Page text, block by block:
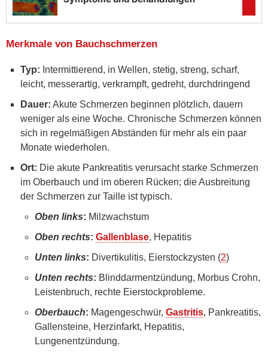
Merkmale von Bauchschmerzen
Typ: Intermittierend, in Wellen, stetig, streng, scharf,
leicht, messerartig, verkrampft, gedreht, durchdringend
Dauer: Akute Schmerzen beginnen plötzlich, dauern
weniger als eine Woche. Chronische Schmerzen können
sich in regelmäßigen Abständen für mehr als ein paar
Monate wiederholen.
Ort: Die akute Pankreatitis verursacht starke Schmerzen
im Oberbauch und im oberen Rücken; die Ausbreitung
der Schmerzen zur Taille ist typisch.
Oben links: Milzwachstum
Oben rechts: Gallenblase, Hepatitis
Unten links: Divertikulitis, Eierstockzysten (2)
Unten rechts: Blinddarmentzündung, Morbus Crohn,
Leistenbruch, rechte Eierstockprobleme.
Oberbauch: Magengeschwür, Gastritis, Pankreatitis,
Gallensteine, Herzinfarkt, Hepatitis,
Lungenentzündung.